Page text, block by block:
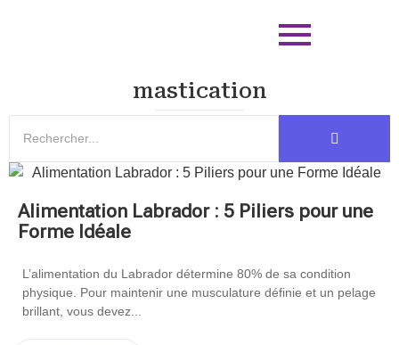
mastication
Alimentation Labrador : 5 Piliers pour une
Forme Idéale
L’alimentation du Labrador détermine 80% de sa condition
physique. Pour maintenir une musculature définie et un pelage
brillant, vous devez...